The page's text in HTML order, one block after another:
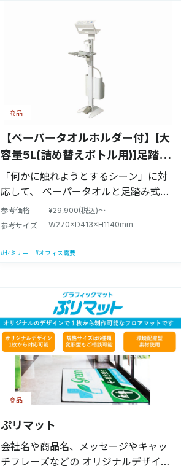
1689239号(D-PAT) 【実用新案】第
3232120号(PAT) 【適合ボトルサイ
ズ】高さ16cm〜27cmの手指消毒液に
対応しております。 【独自性能】約
イズ】幅25cm×奥行28cm×高さ
135.2cm 【商品重量】約6kg(アルコー
ルは含まない) 【材質】スチール製(ペ
ダル：ステンレス) 【製造国】日本製
サイネージ、組立用工具、ポンプ固定
用マジックテープ、ペダル用シール ※
本製品に薬液及びポンプは付属しませ
ん。 ※製品の改良により、予告なく変
ニターの発色によって色が異なって見
【ペーパータオルホルダー付】[大
容量5L(詰め替えボトル用)]足踏み
式消毒スタンド
「何かに触れようとするシーン」に対
応して、 ペーパータオルと足踏み式消
毒スタンドが融合！ 手指の消毒のみな
らず、ペーパータオルに消毒液を湿ら
す。 施設で貸し出しているショッピン
消毒に使用できます。 5リットルの大容
量容器そのまま使えるので、取り替え
の手間が激減します！ 足踏みペダルを
踏むだけでポンプに触れることなく消
毒液を噴射できます。 【意匠登録】第
1688143号(D-PAT) 【実用新案】第
3232090号(PAT) 【適合ボトルサイ
ズ】5リットルの大容量容器(詰め替え
ボトル)に対応しております。※下記参
ダー含む)幅27cm×奥行41.3cm×高さ
参考価格
¥29,900(税込)～
参考サイズ
W270×D413×H1140mm
商品
#セミナー #オフィス需要
ぷリマット
会社名や商品名、メッセージやキャッ
チフレーズなどの オリジナルデザイン
商品